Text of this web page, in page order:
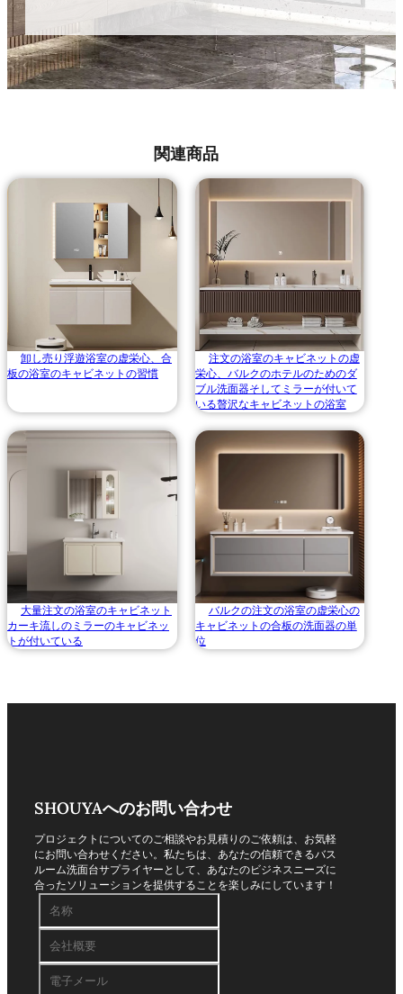
関連商品
卸し売り浮遊浴室の虚栄心、合
板の浴室のキャビネットの習慣
注文の浴室のキャビネットの虚
栄心、バルクのホテルのためのダ
ブル洗面器そしてミラーが付いて
いる贅沢なキャビネットの浴室
大量注文の浴室のキャビネット
カーキ流しのミラーのキャビネッ
トが付いている
バルクの注文の浴室の虚栄心の
キャビネットの合板の洗面器の単
位
SHOUYAへのお問い合わせ
プロジェクトについてのご相談やお見積りのご依頼は、お気軽
にお問い合わせください。私たちは、あなたの信頼できるバス
ルーム洗面台サプライヤーとして、あなたのビジネスニーズに
合ったソリューションを提供することを楽しみにしています！